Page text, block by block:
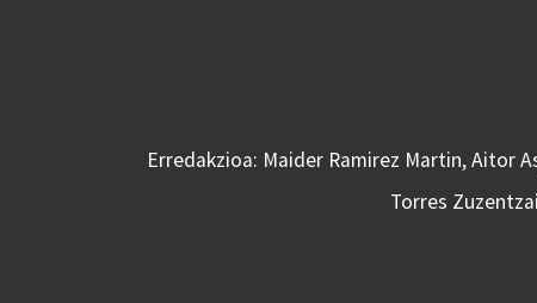
Erredakzioa: Maider Ramirez Martin, Aitor
Torres